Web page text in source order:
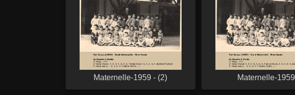
Maternelle-1959 - (2) Maternelle-1959